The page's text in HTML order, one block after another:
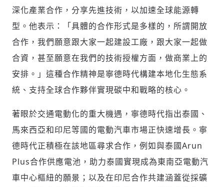
深化產業合作，分享先進技術，以加速全球能源轉
型。他表示：「具體的合作形式是多樣的，所謂開放
合作，我們願意跟大家一起建設工廠，跟大家一起做
合資，甚至願意在我們的技術授權方面，做商業上的
安排。」這種合作精神是寧德時代構建本地化生態系
統、支持全球合作夥伴實現碳中和戰略的核心。
著眼於交通電動化的重大機遇，寧德時代指出泰國、
馬來西亞和印尼等國的電動汽車市場正快速增長。寧
德時代正積極在該地區尋求合作 ，例如與泰國Arun
Plus合作供應電池，助力泰國實現成為東南亞電動汽
車中心樞紐的願景；以及在印尼合作共建涵蓋從採礦